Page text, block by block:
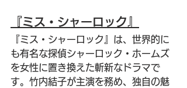
『ミス・シャーロック』
『ミス・シャーロック』は、世界的に
も有名な探偵シャーロック・ホームズ
を女性に置き換えた斬新なドラマで
す。竹内結子が主演を務め、独自の魅